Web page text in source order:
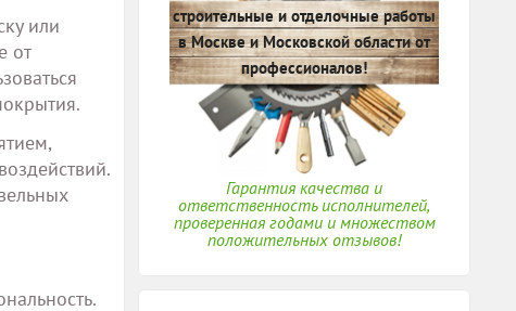
или
от
строительные и отделочные работы
в Москве и Московской области от
профессионалов!
Гарантия качества и
ответственность исполнителей,
проверенная годами и множеством
положительных отзывов!